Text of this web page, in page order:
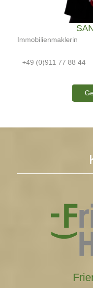
Immobilienmaklerin
+49 (0)911 77 88 44